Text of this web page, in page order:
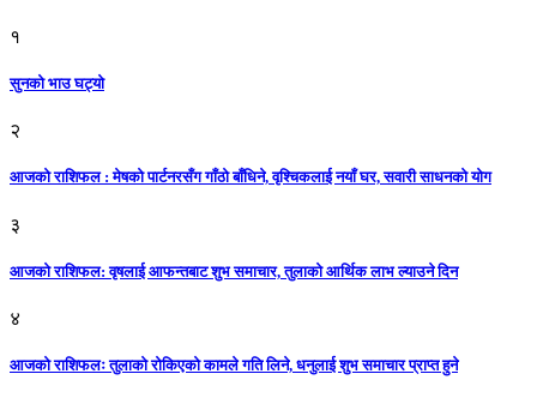
१
सुनको भाउ घट्याे
२
आजको राशिफल : मेषको पार्टनरसँग गाँठो बाँधिने, वृश्चिकलाई नयाँ घर, सवारी साधनकाे याेग
३
आजकाे राशिफल: वृषलाई आफन्तबाट शुभ समाचार, तुलाकाे आर्थिक लाभ ल्याउने दिन
४
आजको राशिफलः तुलाकाे रोकिएको कामले गति लिने, धनुलाई शुभ समाचार प्राप्त हुने